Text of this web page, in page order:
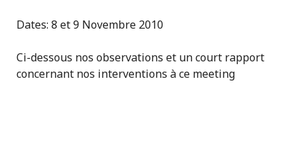
Dates: 8 et 9 Novembre 2010
Ci-dessous nos observations et un court rapport
concernant nos interventions à ce meeting